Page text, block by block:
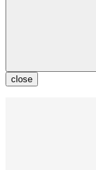
close